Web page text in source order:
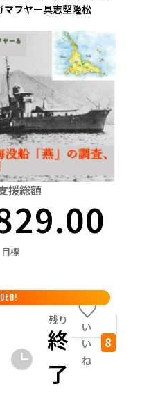
九州・沖縄
玉 千葉 東京
福井 山梨 長野
阪 兵庫 奈良
島 山口
知
本 大分 宮崎
マフヤー具志堅隆松
援総額
目標
残り
終
了
い
い
ね
8